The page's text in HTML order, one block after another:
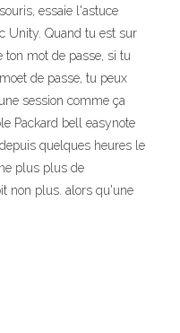
essaie l'astuce
Unity. Quand tu est sur
ton mot de passe, si tu
de passe, tu peux
session comme ça
Packard bell easynote
quelques heures le
plus plus de
non plus. alors qu'une